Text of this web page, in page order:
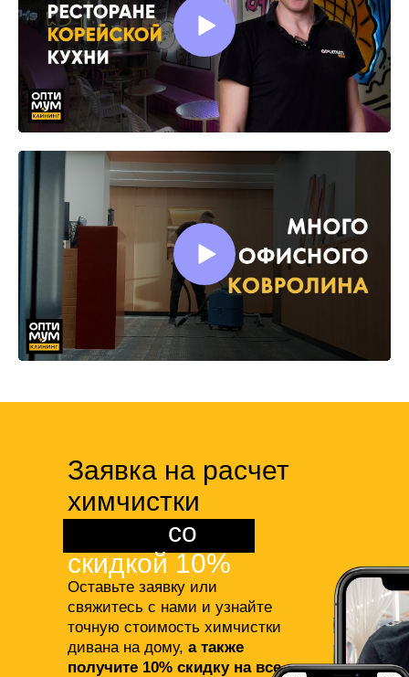
Оставьте заявку или
свяжитесь с нами и узнайте
точную стоимость химчистки
дивана на дому, а также
получите 10% скидку на все
Заявка на расчет
химчистки
со
скидкой 10%